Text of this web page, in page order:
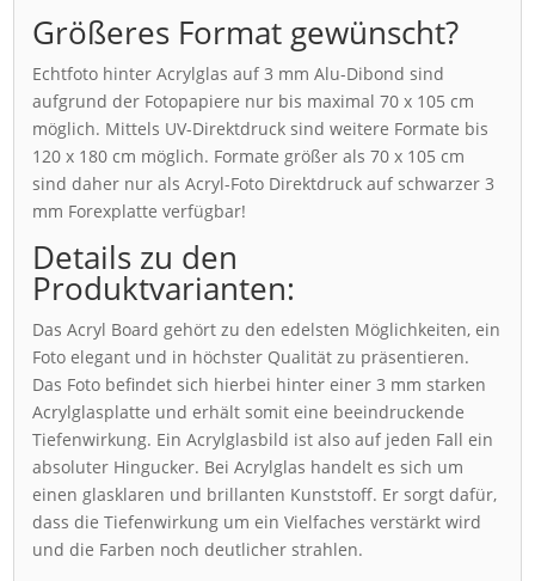
Größeres Format gewünscht?
Echtfoto hinter Acrylglas auf 3 mm Alu-Dibond sind
aufgrund der Fotopapiere nur bis maximal 70 x 105 cm
möglich. Mittels UV-Direktdruck sind weitere Formate bis
120 x 180 cm möglich. Formate größer als 70 x 105 cm
sind daher nur als Acryl-Foto Direktdruck auf schwarzer 3
mm Forexplatte verfügbar!
Details zu den
Produktvarianten:
Das Acryl Board gehört zu den edelsten Möglichkeiten, ein
Foto elegant und in höchster Qualität zu präsentieren.
Das Foto befindet sich hierbei hinter einer 3 mm starken
Acrylglasplatte und erhält somit eine beeindruckende
Tiefenwirkung. Ein Acrylglasbild ist also auf jeden Fall ein
absoluter Hingucker. Bei Acrylglas handelt es sich um
einen glasklaren und brillanten Kunststoff. Er sorgt dafür,
dass die Tiefenwirkung um ein Vielfaches verstärkt wird
und die Farben noch deutlicher strahlen.